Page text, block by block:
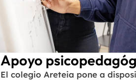
Apoyo
El colegio Areteia pone a